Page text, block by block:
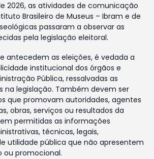
2026, as atividades de comunicação
Brasileiro de Museus – Ibram e de
passaram a observar as
pela legislação eleitoral.
antecedem as eleições, é vedada a
institucional dos órgãos e
Pública, ressalvadas as
na legislação. Também devem ser
que promovam autoridades, agentes
obras, serviços ou resultados da
permitidas as informações
técnicas, legais,
utilidade pública que não apresentem
ou promocional.